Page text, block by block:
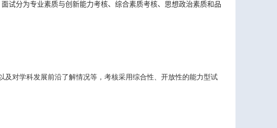
面试分为专业素质与创新能力考核、综合素质考核、 思想政治素质和品
及对学科发展前沿了解情况等，考核采用综合性、开放性的能力型试